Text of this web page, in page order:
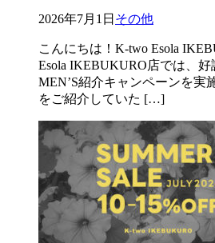
2026年7月1日 その他
こんにちは！K-two Esola
Esola IKEBUKURO店では、好
MEN’S紹介キャンペーンを実
をご紹介していた […]